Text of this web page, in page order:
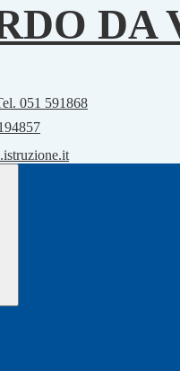
DA
051 591868